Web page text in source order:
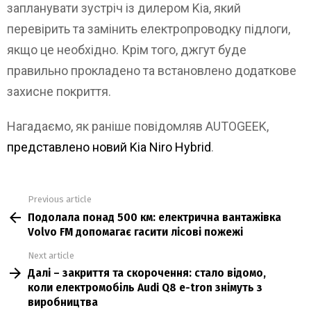
запланувати зустріч із дилером Kia, який
перевірить та замінить електропроводку підлоги,
якщо це необхідно. Крім того, джгут буде
правильно прокладено та встановлено додаткове
захисне покриття.
Нагадаємо, як раніше повідомляв AUTOGEEK,
представлено новий Kia Niro Hybrid.
more
Previous article
Подолала понад 500 км: електрична вантажівка
Volvo FM допомагає гасити лісові пожежі
Next article
Далі – закриття та скорочення: стало відомо,
коли електромобіль Audi Q8 e-tron знімуть з
виробництва